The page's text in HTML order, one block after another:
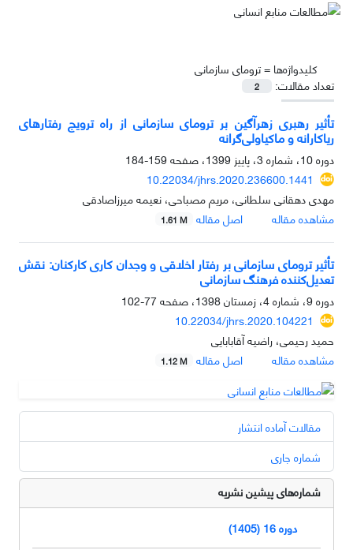
کلیدواژه‌ها =ترومای سازمانی
تعداد مقالات:
2
تأثیر رهبری زهرآگین بر ترومای سازمانی از راه ترویج رفتارهای
ریاکارانه و ماکیاولی‌گرانه
دوره 10، شماره 3، پاییز 1399، صفحه
159-184
10.22034/jhrs.2020.236600.1441
مهدی دهقانی سلطانی، مریم مصباحی، نعیمه میرزاصادقی
مشاهده مقاله
اصل مقاله 1.61 M
تأثیر ترومای سازمانی بر رفتار اخلاقی و وجدان کاری کارکنان: نقش
تعدیل‌کننده فرهنگ سازمانی
دوره 9، شماره 4، زمستان 1398، صفحه
77-102
10.22034/jhrs.2020.104221
حمید رحیمی، راضیه آقابابایی
مشاهده مقاله
اصل مقاله 1.12 M
مقالات آماده انتشار
شماره جاری
شماره‌های پیشین نشریه
دوره 16 (1405)